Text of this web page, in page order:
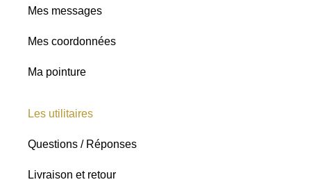
Mes messages
Mes coordonnées
Ma pointure
Les utilitaires
Questions / Réponses
Livraison et retour